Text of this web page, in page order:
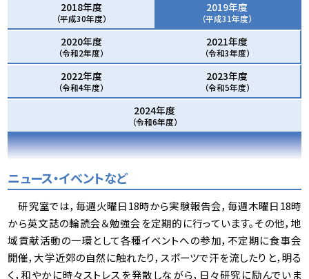
2018年度
（平成30年度）
2019年度
（平成31年度）
2020年度
（令和2年度）
2021年度
（令和3年度）
2022年度
（令和4年度）
2023年度
（令和5年度）
2024年度
（令和6年度）
ニュース・イベントなど
研究室では，毎週火曜日18時から実験報告会，毎週木曜日18時
から英文誌の輪読会＆勉強会を定期的に行っています。その他，地
域貢献活動の一環として各種イベントへの参加，不定期に食事会
開催，大学近郊の自然に触れたり，スポーツで汗を流したりと，明る
く，和やかに時々ストレスを発散しながら，日々研究に励んでいま